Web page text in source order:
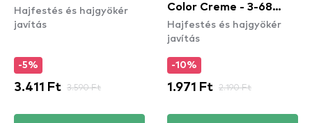
4-60 Gold Brown
Hajfestés és hajgyökér
javítás
-5%
3.411 Ft 3.590 Ft
Color Creme - 3-68
Dark Mahogany
Hajfestés és hajgyökér
javítás
-10%
1.971 Ft 2.190 Ft